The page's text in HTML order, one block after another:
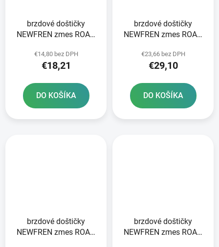
brzdové doštičky
NEWFREN zmes ROAD
v balení
€14,80 bez DPH
€18,21
DO KOŠÍKA
brzdové doštičky
NEWFREN zmes ROAD
v balení
€23,66 bez DPH
€29,10
DO KOŠÍKA
brzdové doštičky
NEWFREN zmes ROAD
brzdové doštičky
NEWFREN zmes ROAD